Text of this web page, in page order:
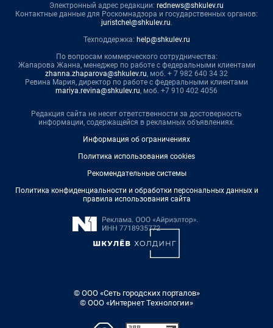
Электронный адрес редакции: rednews@shkulev.ru
Контактные данные для Роскомнадзора и государственных органов:
juristchel@shkulev.ru.
Техподдержка: help@shkulev.ru
По вопросам коммерческого сотрудничества:
Жапарова Жанна, менеджер по работе с федеральными клиентами
zhanna.zhaparova@shkulev.ru, моб. + 7 982 640 34 32
Ревина Мария, директор по работе с федеральными клиентами
mariya.revina@shkulev.ru, моб. +7 910 402 4056
Редакция сайта не несет ответственности за достоверность
информации, содержащейся в рекламных объявлениях.
Информация об ограничениях
Политика использования cookies
Рекомендательные системы
Политика конфиденциальности и обработки персональных данных и
правила использования сайта
© ООО «Сеть городских порталов»
© ООО «Интернет Технологии»